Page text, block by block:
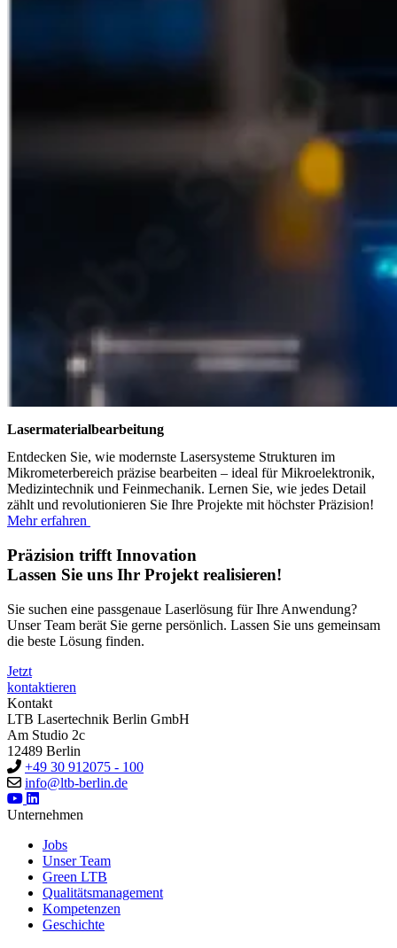
Lasermaterialbearbeitung
Entdecken Sie, wie modernste Lasersysteme Strukturen im
Mikrometerbereich präzise bearbeiten – ideal für Mikroelektronik,
Medizintechnik und Feinmechanik. Lernen Sie, wie jedes Detail
zählt und revolutionieren Sie Ihre Projekte mit höchster Präzision!
Mehr erfahren
Präzision trifft Innovation
Lassen Sie uns Ihr Projekt realisieren!
Sie suchen eine passgenaue Laserlösung für Ihre Anwendung?
Unser Team berät Sie gerne persönlich. Lassen Sie uns gemeinsam
die beste Lösung finden.
Jetzt
kontaktieren
Kontakt
LTB Lasertechnik Berlin GmbH
Am Studio 2c
12489 Berlin
+49 30 912075 - 100
info@ltb-berlin.de
Unternehmen
Jobs
Unser Team
Green LTB
Qualitätsmanagement
Kompetenzen
Geschichte